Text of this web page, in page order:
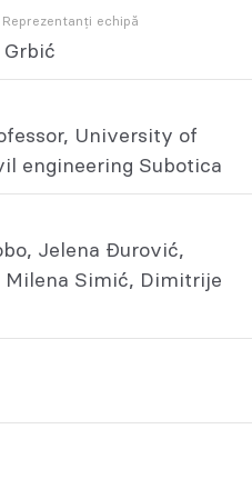
echipă
Grbić
University of
engineering Subotica
Jelena Đurović,
Milena Simić, Dimitrije